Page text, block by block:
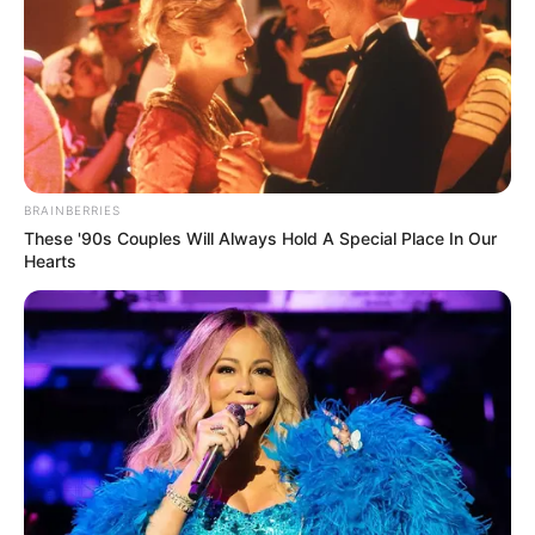
ALERTA BOGOTÁ EN GOOGLE NEWS
MANTÉNGASE EN ALERTA
Tenemos todas las noticias que le
favor, active las notificaciones de Alerta.
ACTIVAR AHORA
TEMAS DESTACADOS
CIERRES VIALES EN BUCARAMANGA
TRANSVERSAL DEL CARARE
BRAINBERRIES
These '90s Couples Will Always Hold A Special Place In Our
Hearts